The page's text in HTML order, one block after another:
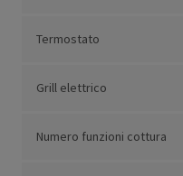
Termostato
Grill elettrico
Numero funzioni cottura